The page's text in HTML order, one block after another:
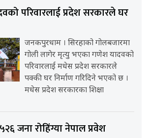
परिवारलाई प्रदेश सरकारले घर
जनकपुरधाम । सिरहाको गोलबजारमा
गोली लागेर मृत्यु भएका गणेश यादवको
परिवारलाई मधेस प्रदेश सरकारले
पक्की घर निर्माण गरिदिने भएको छ ।
मधेस प्रदेश सरकारका शिक्षा
जना रोहिंग्या नेपाल प्रवेश